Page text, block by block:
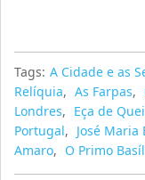
Tags: A Cidade e as
Relíquia, As Farpas,
Londres, Eça de
Portugal, José Maria
Amaro, O Primo